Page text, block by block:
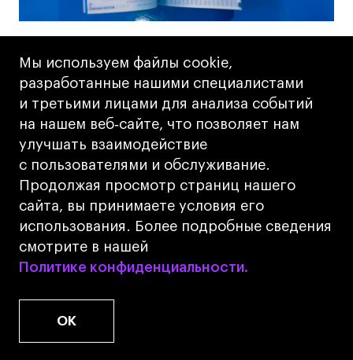
почитать,Графдизайн
Как проходят собеседования
на программы графдизайна
в Британке: Q&A c куратором
Дмитрием Красновым
Блог
Блог
Блог Все новости
Все новости
Все новости
Мы используем файлы cookie,
разработанные нашими специалистами
и третьими лицами для анализа событий
на нашем веб‑сайте, что позволяет нам
улучшать взаимодействие
с пользователями и обслуживание.
Продолжая просмотр страниц нашего
сайта, вы принимаете условия его
использования. Более подробные сведения
смотрите в нашей
Политике конфиденциальности.
Политике конфиденциальности.
OK